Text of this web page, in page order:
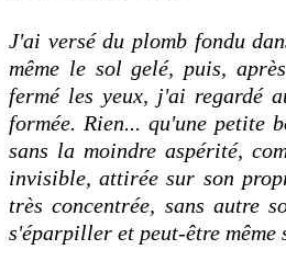
J'ai versé du plomb fondu
même le sol gelé, puis,
fermé les yeux, j'ai regardé
formée. Rien... qu'une petite
sans la moindre aspérité,
invisible, attirée sur son
très concentrée, sans autre
s'éparpiller et peut-être même